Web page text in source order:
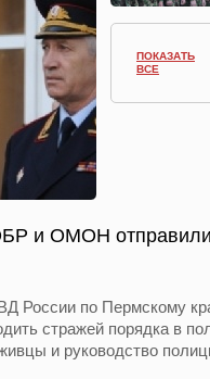
ПОКАЗАТЬ
ВСЕ
и ОМОН
России по Пермскому
стражей порядка в
и руководство